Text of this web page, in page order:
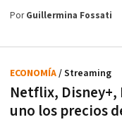
PorGuillermina Fossati
Netflix, Disney+,
uno los precios
ECONOMÍA/ Streaming